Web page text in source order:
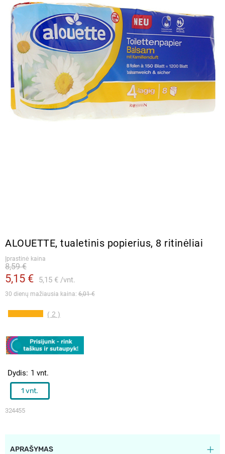
ALOUETTE, tualetinis popierius, 8 ritinėliai
Įprastinė kaina
5,15 € 5,15 € vnt.
8,59 €
30 dienų mažiausia kaina: 6,01 €
( 2 )
324455
Dydis 1 vnt.
1 vnt.
APRAŠYMAS